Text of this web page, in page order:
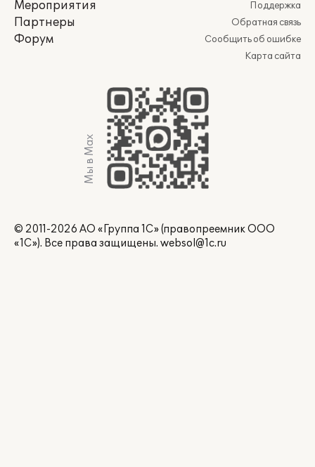
Мероприятия
Партнеры
Форум
Поддержка
Обратная связь
Сообщить об ошибке
Карта сайта
Мы в Max
© 2011-2026 АО «Группа 1С» (правопреемник ООО
«1С»). Все права защищены. websol@1c.ru